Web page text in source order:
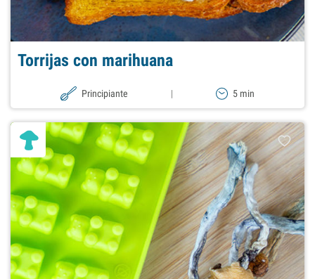
Torrijas con marihuana
Principiante | 5 min